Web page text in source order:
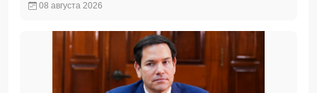
08 августа 2026